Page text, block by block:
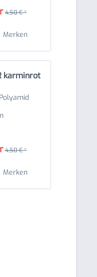
4,50 € *
Merken
karminrot
4,50 € *
Merken